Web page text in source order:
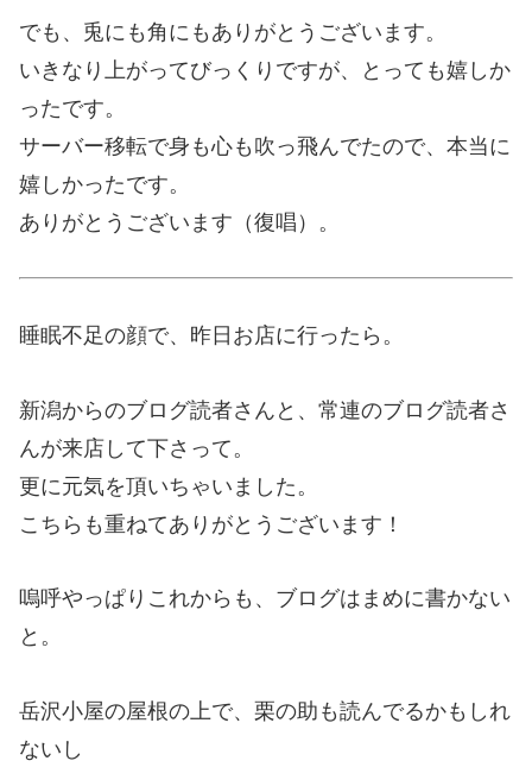
でも、兎にも角にもありがとうございます。
いきなり上がってびっくりですが、とっても嬉しか
ったです。
サーバー移転で身も心も吹っ飛んでたので、本当に
嬉しかったです。
ありがとうございます（復唱）。
睡眠不足の顔で、昨日お店に行ったら。
新潟からのブログ読者さんと、常連のブログ読者さ
んが来店して下さって。
更に元気を頂いちゃいました。
こちらも重ねてありがとうございます！
嗚呼やっぱりこれからも、ブログはまめに書かない
と。
岳沢小屋の屋根の上で、栗の助も読んでるかもしれ
ないし